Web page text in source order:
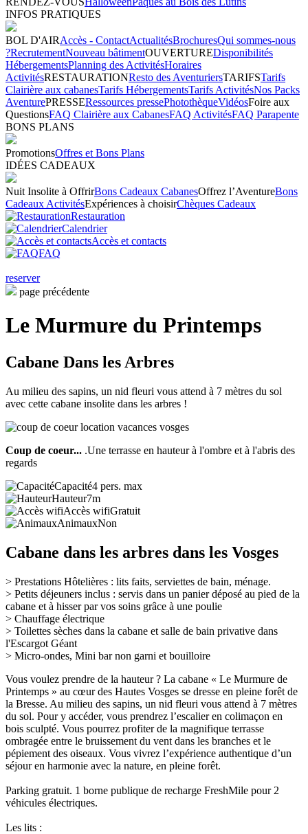
INFOS PRATIQUES
BOL D'AIRAccès - ContactActualitésBrochuresQui sommes-nous
?RecrutementNouveau bâtimentOUVERTUREDisponibilités
HébergementsPlanning des ActivitésHoraires
ActivitésRESTAURATIONResto des AventuriersTARIFSTarifs
Clairière aux cabanesTarifs HébergementsTarifs ActivitésNos Packs
AventurePRESSERessources pressePhotothèqueVidéosFoire aux
QuestionsFAQ Clairière aux CabanesFAQ ActivitésFAQ Parapente
BONS PLANS
PromotionsOffres et Bons Plans
IDÉES CADEAUX
Nuit Insolite à OffrirBons Cadeaux CabanesOffrez l’AventureBons
Cadeaux ActivitésExpériences à choisirChèques Cadeaux
Restauration
Calendrier
Accès et contacts
FAQ
reserver
page précédente
Le Murmure du Printemps
Cabane Dans les Arbres
Au milieu des sapins, un nid fleuri vous attend à 7 mètres du sol
avec cette cabane insolite dans les arbres !
Coup de coeur... .Une terrasse en hauteur à l'ombre et à l'abris des
regards
Capacité4 pers. max
Hauteur7m
Accès wifiGratuit
AnimauxNon
Cabane dans les arbres dans les Vosges
> Prestations Hôtelières : lits faits, serviettes de bain, ménage.
> Petits déjeuners inclus : servis dans un panierdéposé au pied de la
cabane et à hisser par vos soins grâce à une poulie
> Chauffage électrique
> Toilettes sèches dans la cabane et salle de bain privative dans
l'Escargot Géant
> Micro-ondes, Mini bar non garni et bouilloire
Vous voulez prendre de la hauteur ? La cabane « Le Murmure de
Printemps » au cœur des Hautes Vosges se dresse en pleine forêt de
la Bresse. Au milieu des sapins, un nid fleuri vous attend à 7 mètres
du sol. Pour y accéder, vous prendrez l’escalier en colimaçon en
bois sculpté. Vous pourrez profiter de la magnifique terrasse
ombragée entre le bruissement du vent dans les branches et le
pépiement des oiseaux. Vous vivrez l’expérience authentique d’un
séjour en harmonie avec la nature, en pleine forêt.
Parking gratuit. 1 borne publique de recharge FreshMile pour 2
véhicules électriques.
Les lits :